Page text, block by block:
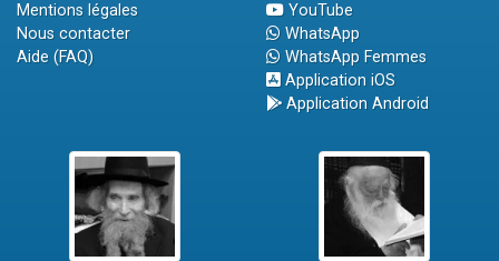
Mentions légales
Nous contacter
Aide (FAQ)
YouTube
WhatsApp
WhatsApp Femmes
Application iOS
Application Android